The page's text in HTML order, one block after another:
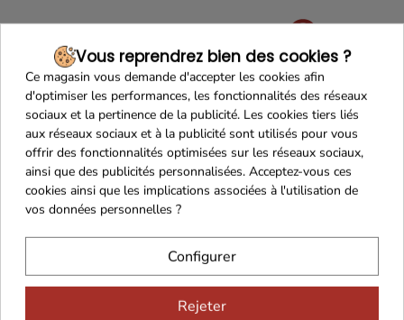
Maison Familiale Paiement Sécurisé
Franco de port 79€ Livraison 24h/48h
Cadeaux dès 99€
Vous reprendrez bien des cookies ?
Ce magasin vous demande d'accepter les cookies afin
d'optimiser les performances, les fonctionnalités des réseaux
sociaux et la pertinence de la publicité. Les cookies tiers liés
aux réseaux sociaux et à la publicité sont utilisés pour vous
offrir des fonctionnalités optimisées sur les réseaux sociaux,
ainsi que des publicités personnalisées. Acceptez-vous ces
cookies ainsi que les implications associées à l'utilisation de
vos données personnelles ?
Configurer
Rejeter